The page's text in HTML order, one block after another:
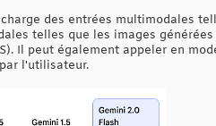
des entrées multimodales
telles que les images
Il peut également appeler en
l'utilisateur.